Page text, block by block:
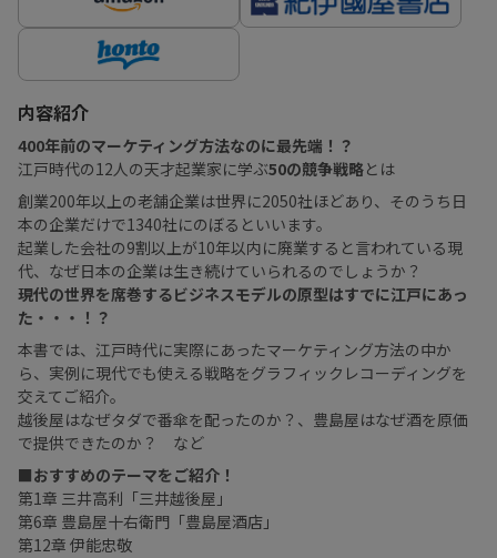
内容紹介
400年前のマーケティング方法なのに最先端！？
江戸時代の12人の天才起業家に学ぶ50の競争戦略とは
創業200年以上の老舗企業は世界に2050社ほどあり、そのうち日
本の企業だけで1340社にのぼるといいます。
起業した会社の9割以上が10年以内に廃業すると言われている現
代、なぜ日本の企業は生き続けていられるのでしょうか？
現代の世界を席巻するビジネスモデルの原型はすでに江戸にあっ
た・・・！？
本書では、江戸時代に実際にあったマーケティング方法の中か
ら、実例に現代でも使える戦略をグラフィックレコーディングを
交えてご紹介。
越後屋はなぜタダで番傘を配ったのか？、豊島屋はなぜ酒を原価
で提供できたのか？ など
■おすすめのテーマをご紹介！
第1章 三井高利「三井越後屋」
第6章 豊島屋十右衛門「豊島屋酒店」
第12章 伊能忠敬